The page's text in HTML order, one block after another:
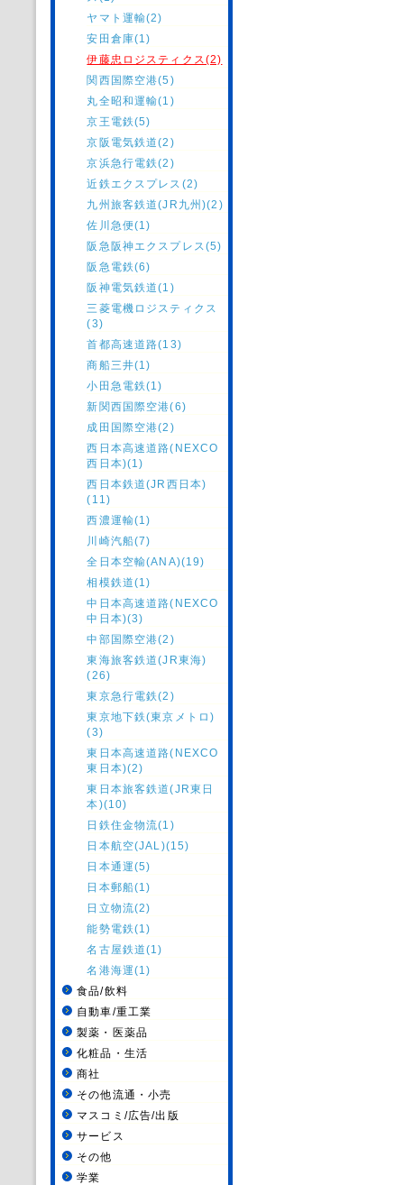
ヤマト運輸(2)
安田倉庫(1)
伊藤忠ロジスティクス(2)
関西国際空港(5)
丸全昭和運輸(1)
京王電鉄(5)
京阪電気鉄道(2)
京浜急行電鉄(2)
近鉄エクスプレス(2)
九州旅客鉄道(JR九州)(2)
佐川急便(1)
阪急阪神エクスプレス(5)
阪急電鉄(6)
阪神電気鉄道(1)
三菱電機ロジスティクス
(3)
首都高速道路(13)
商船三井(1)
小田急電鉄(1)
新関西国際空港(6)
成田国際空港(2)
西日本高速道路(NEXCO
西日本)(1)
西日本鉄道(JR西日本)
(11)
西濃運輸(1)
川崎汽船(7)
全日本空輸(ANA)(19)
相模鉄道(1)
中日本高速道路(NEXCO
中日本)(3)
中部国際空港(2)
東海旅客鉄道(JR東海)
(26)
東京急行電鉄(2)
東京地下鉄(東京メトロ)
(3)
東日本高速道路(NEXCO
東日本)(2)
東日本旅客鉄道(JR東日
本)(10)
日鉄住金物流(1)
日本航空(JAL)(15)
日本通運(5)
日本郵船(1)
日立物流(2)
能勢電鉄(1)
名古屋鉄道(1)
名港海運(1)
食品/飲料
自動車/重工業
製薬・医薬品
化粧品・生活
商社
その他流通・小売
マスコミ/広告/出版
サービス
その他
学業